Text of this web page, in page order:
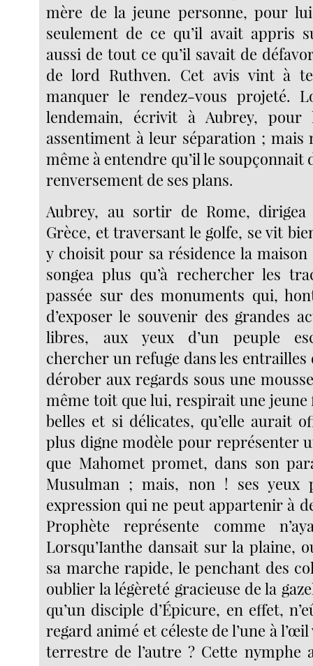
mère de la jeune personne, pour
seulement de ce qu’il avait appris
aussi de tout ce qu’il savait de
de lord Ruthven. Cet avis vint à
manquer le rendez-vous projeté.
lendemain, écrivit à Aubrey,
assentiment à leur séparation ; mais
même à entendre qu’il le soupçonnait
renversement de ses plans.
Aubrey, au sortir de Rome,
Grèce, et traversant le golfe, se vit
y choisit pour sa résidence la maison
songea plus qu’à rechercher les
passée sur des monuments qui,
d’exposer le souvenir des grandes
libres, aux yeux d’un peuple
chercher un refuge dans les entrailles
dérober aux regards sous une
même toit que lui, respirait une
belles et si délicates, qu’elle aurait
plus digne modèle pour représenter
que Mahomet promet, dans son
Musulman ; mais, non ! ses yeux
expression qui ne peut appartenir à
Prophète représente comme
Lorsqu’Ianthe dansait sur la plaine,
sa marche rapide, le penchant des
oublier la légèreté gracieuse de la
qu’un disciple d’Épicure, en effet,
regard animé et céleste de l’une à
terrestre de l’autre ? Cette nymphe